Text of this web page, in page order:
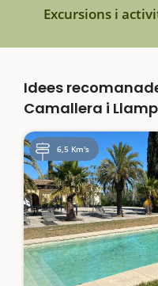
Excursions i
Idees
Camallera i
6,5 Km's